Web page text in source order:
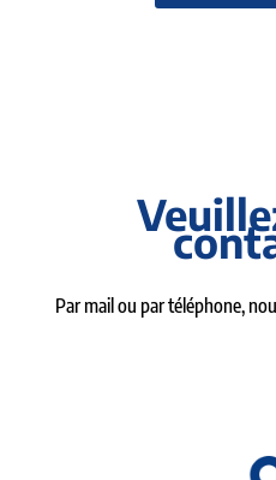
Par mail ou par téléphone,